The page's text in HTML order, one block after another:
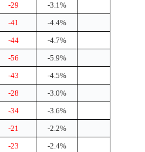
-29
-3.1%
-41
-4.4%
-44
-4.7%
-56
-5.9%
-43
-4.5%
-28
-3.0%
-34
-3.6%
-21
-2.2%
-23
-2.4%